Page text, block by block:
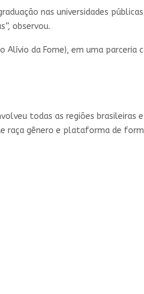
nas universidades
observou.
da Fome), em uma parceria
todas as regiões brasileiras e
raça gênero e plataforma de